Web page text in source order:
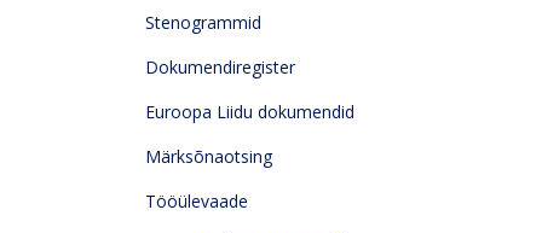
Stenogrammid
Dokumendiregister
Euroopa Liidu dokumendid
Märksõnaotsing
Tööülevaade